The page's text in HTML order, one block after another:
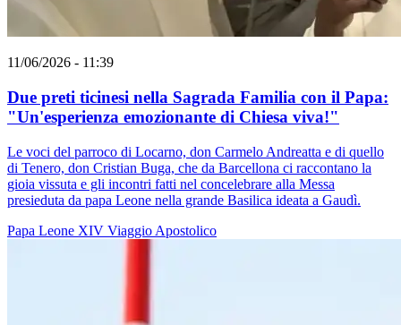
11/06/2026 - 11:39
Due preti ticinesi nella Sagrada Familia con il Papa:
"Un'esperienza emozionante di Chiesa viva!"
Le voci del parroco di Locarno, don Carmelo Andreatta e di quello
di Tenero, don Cristian Buga, che da Barcellona ci raccontano la
gioia vissuta e gli incontri fatti nel concelebrare alla Messa
presieduta da papa Leone nella grande Basilica ideata a Gaudì.
Papa Leone XIV Viaggio Apostolico